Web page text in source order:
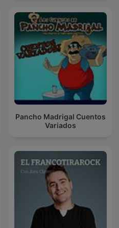
Pancho Madrigal Cuentos
Variados